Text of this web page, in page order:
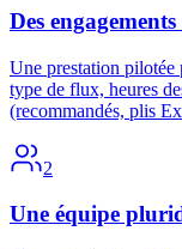
Des engagements
Une prestation pilotée
type de flux, heures
(recommandés, plis
2
Une équipe